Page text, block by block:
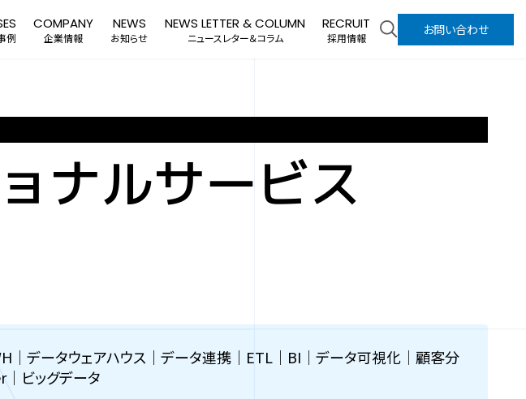
例
COMPANY
企業情報
NEWS
お知らせ
NEWS LETTER & COLUMN
ニュースレター＆コラム
RECRUIT
採用情報
お問い合わせ
ナルサービス
｜データウェアハウス｜データ連携｜ETL｜BI｜データ可視化｜顧客分
ビッグデータ